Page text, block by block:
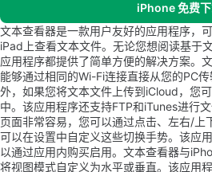
iPhone 免费
文本查看器是一款用户友好的应用程序，
iPad上查看文本文件。无论您想阅读基于
应用程序都提供了简单方便的解决方案。
能够通过相同的Wi-Fi连接直接从您的PC
外，如果您将文本文件上传到iCloud，您
中。该应用程序还支持FTP和iTunes进行
页面非常容易，您可以通过点击、左右/上
可以在设置中自定义这些切换手势。该应
以通过应用内购买启用。文本查看器与
将视图模式自定义为水平或垂直。该应用